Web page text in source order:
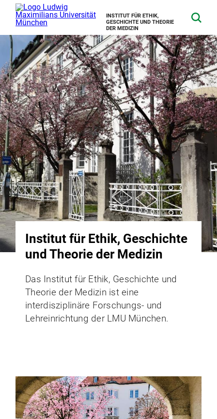
INSTITUT FÜR ETHIK,
GESCHICHTE UND THEORIE
DER MEDIZIN
Institut für Ethik, Geschichte
und Theorie der Medizin
Das Institut für Ethik, Geschichte und
Theorie der Medizin ist eine
interdisziplinäre Forschungs- und
Lehreinrichtung der LMU München.